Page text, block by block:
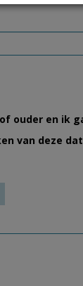
of ouder en ik
van deze